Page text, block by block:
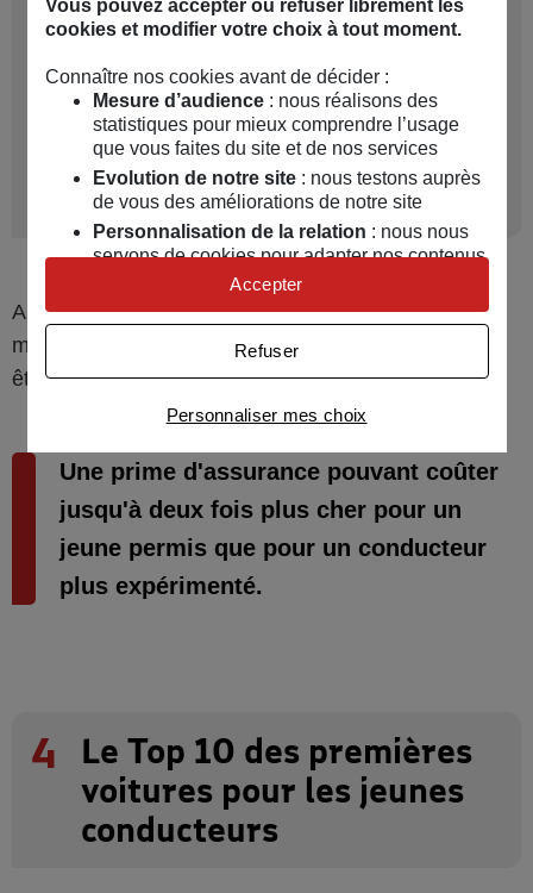
assurer en fonction de la puissance du modèle
que vous conduisez, ou si celui-ci est trop cher,
considérant que vous êtes un conducteur trop
risqué à assurer.
A minima, le prix du véhicule impactera fortement le
montant de votre prime d'assurance, surtout si vous
êtes jeune conducteur.
Une prime d'assurance pouvant coûter
jusqu'à deux fois plus cher pour un
jeune permis que pour un conducteur
plus expérimenté.
4
Le Top 10 des premières
voitures pour les jeunes
conducteurs
Vous pouvez accepter ou refuser librement les
cookies et modifier votre choix à tout moment.
Connaître nos cookies avant de décider :
Mesure d’audience: nous réalisons des
statistiques pour mieux comprendre l’usage
que vous faites du site et de nos services
Evolution de notre site: nous testons auprès
de vous des améliorations de notre site
Personnalisation de la relation : nous nous
servons de cookies pour adapter nos contenus
et personnaliser nos offres
Univers publicitaire: nous utilisons avec nos
publicités personnalisées
Personnaliser mes choix
Refuser
Accepter